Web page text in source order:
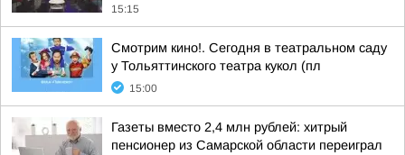
15:15
Смотрим кино!. Сегодня в театральном саду
у Тольяттинского театра кукол (пл
15:00
Газеты вместо 2,4 млн рублей: хитрый
пенсионер из Самарской области переиграл